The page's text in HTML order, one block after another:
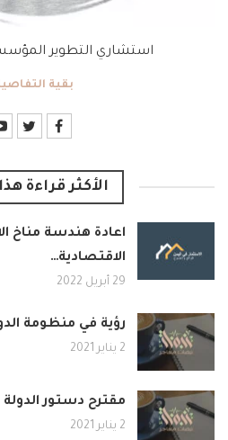
استشاري التطوير
بقية
الأكثر قراءة
اعادة هندسة مناخ
الاقتصادية…
29 أبريل 2022
رؤية في منظومة
2 يناير 2021
مقترح دستور الدولة
2 يناير 2021